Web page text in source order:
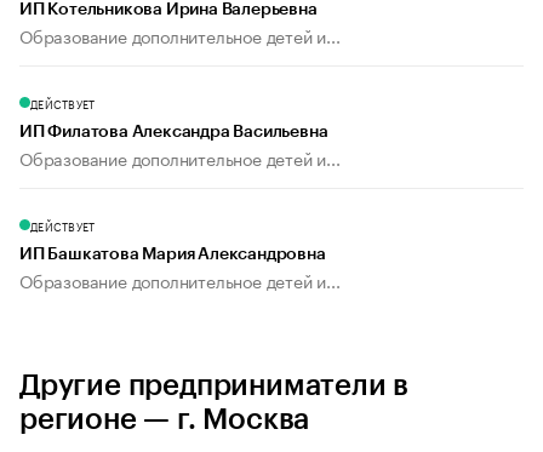
ИП Котельникова Ирина Валерьевна
Образование дополнительное детей и...
ДЕЙСТВУЕТ
ИП Филатова Александра Васильевна
Образование дополнительное детей и...
ДЕЙСТВУЕТ
ИП Башкатова Мария Александровна
Образование дополнительное детей и...
Другие предприниматели в
регионе — г. Москва